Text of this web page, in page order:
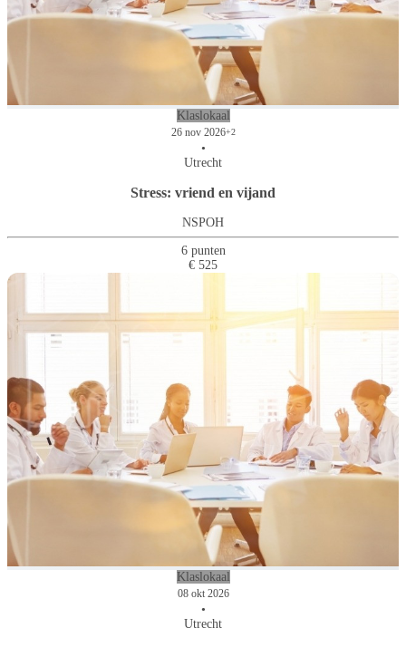
Klaslokaal
26 nov 2026+2
•
Utrecht
Stress: vriend en vijand
NSPOH
6 punten
€ 525
Klaslokaal
08 okt 2026
•
Utrecht